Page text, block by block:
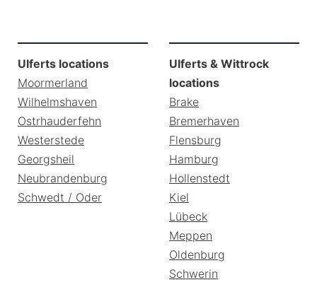
Ulferts locations
Moormerland
Wilhelmshaven
Ostrhauderfehn
Westerstede
Georgsheil
Neubrandenburg
Schwedt / Oder
Ulferts & Wittrock
locations
Brake
Bremerhaven
Flensburg
Hamburg
Hollenstedt
Kiel
Lübeck
Meppen
Oldenburg
Schwerin